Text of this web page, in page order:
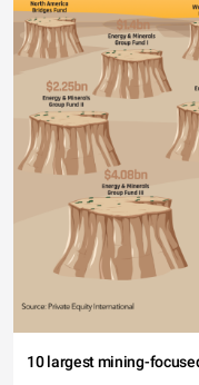
10 largest mining-